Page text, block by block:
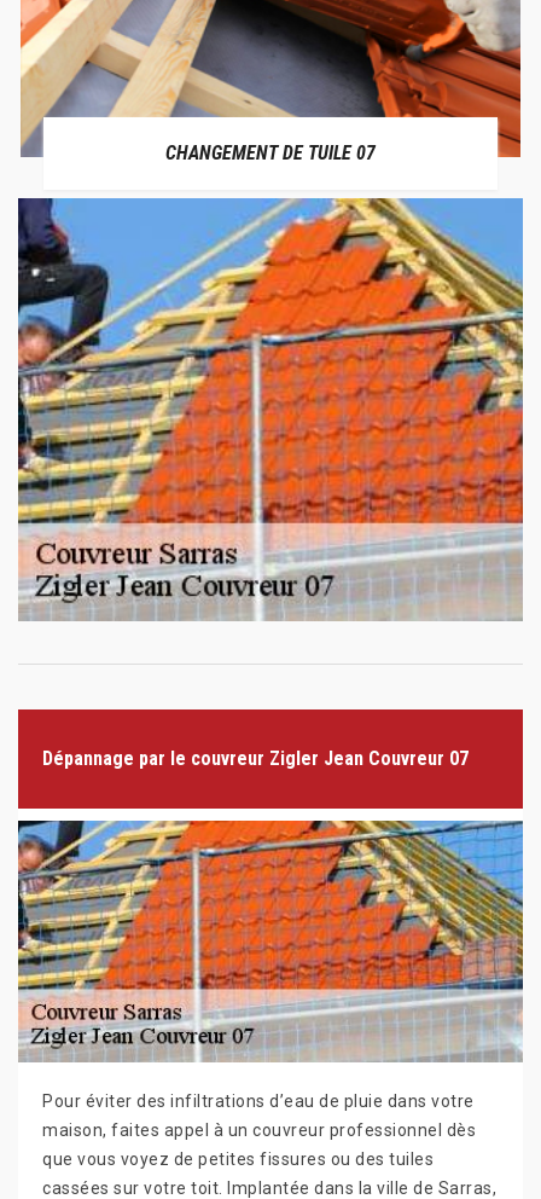
CHANGEMENT DE TUILE 07
Dépannage par le couvreur Zigler Jean Couvreur 07
Pour éviter des infiltrations d’eau de pluie dans votre
maison, faites appel à un couvreur professionnel dès
que vous voyez de petites fissures ou des tuiles
cassées sur votre toit. Implantée dans la ville de Sarras,